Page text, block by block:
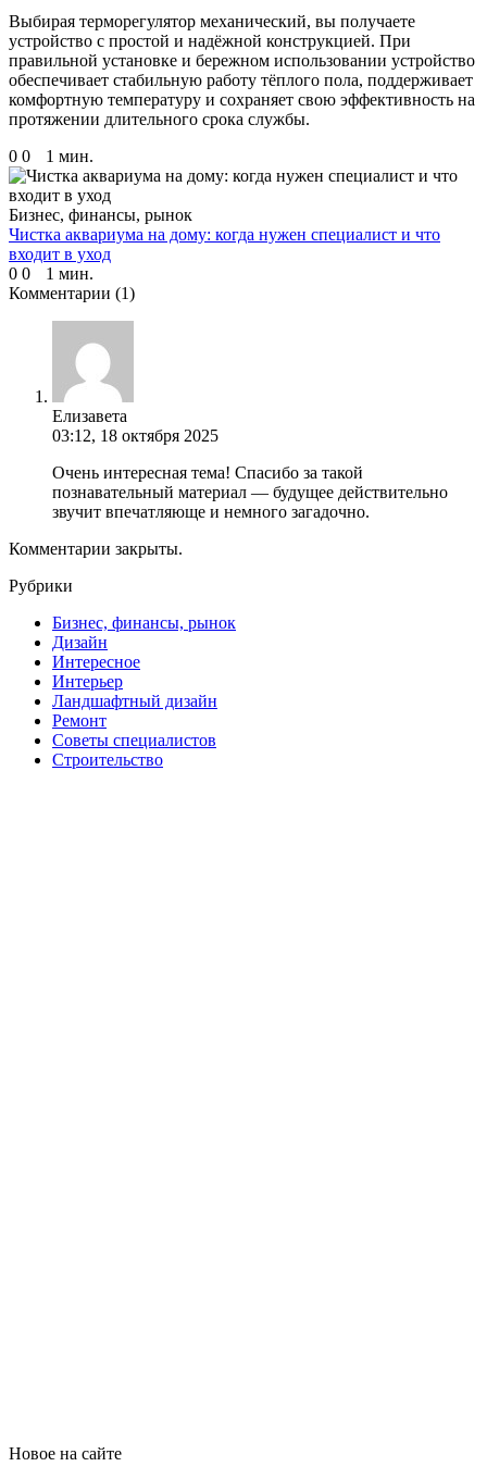
Выбирая терморегулятор механический, вы получаете
устройство с простой и надёжной конструкцией. При
правильной установке и бережном использовании устройство
обеспечивает стабильную работу тёплого пола, поддерживает
комфортную температуру и сохраняет свою эффективность на
протяжении длительного срока службы.
0 0 1 мин.
Бизнес, финансы, рынок
Чистка аквариума на дому: когда нужен специалист и что
входит в уход
0 0
1 мин.
Комментарии (1)
Елизавета
03:12, 18 октября 2025
Очень интересная тема! Спасибо за такой
познавательный материал — будущее действительно
звучит впечатляюще и немного загадочно.
Комментарии закрыты.
Рубрики
Бизнес, финансы, рынок
Дизайн
Интересное
Интерьер
Ландшафтный дизайн
Ремонт
Советы специалистов
Строительство
Новое на сайте